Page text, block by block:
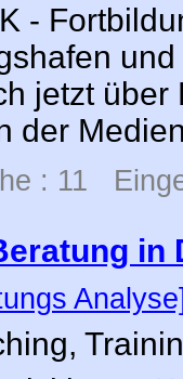
-
jetzt
der
: 11
in